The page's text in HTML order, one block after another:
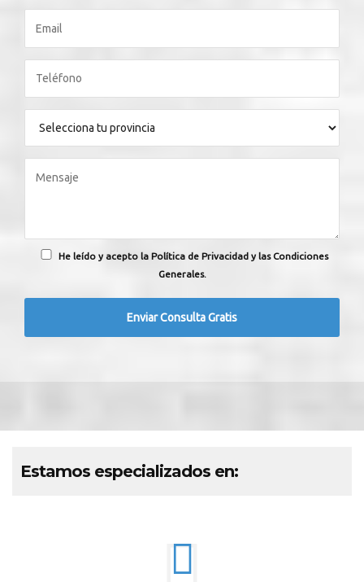
He leído y acepto la Política de Privacidad y las Condiciones
Generales.
Estamos especializados en: